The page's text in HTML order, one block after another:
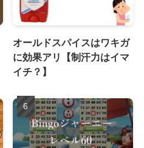
オールドスパイスはワキガ
に効果アリ【制汗力はイマ
イチ？】